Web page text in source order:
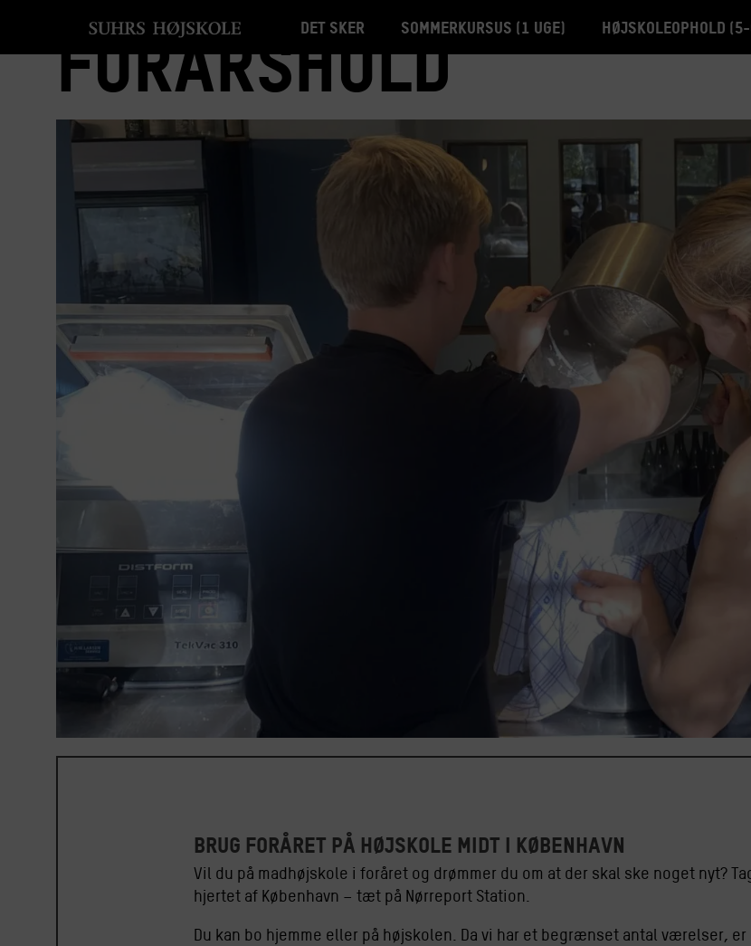
Det sker Sommerkursus (1 uge) Højskoleophold (5-
Forårshold
Brug FORÅRET på højskole midt i København
Vil du på madhøjskole i foråret og drømmer du om at der skal ske noget nyt?
hjertet af København – tæt på Nørreport Station.
Du kan bo hjemme eller på højskolen. Da vi har et begrænset antal værelser,